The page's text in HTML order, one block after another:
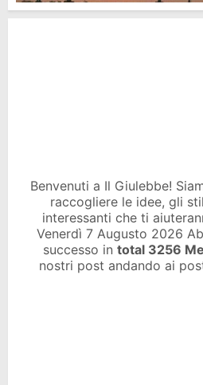
Benvenuti a Il Giulebbe!
raccogliere le idee, gli
interessanti che ti
Venerdì 7 Augusto 2026
successo in total 3256
nostri post andando ai